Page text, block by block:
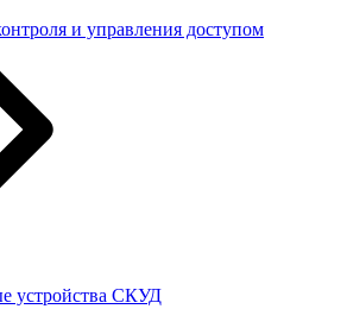
и управления доступом
устройства СКУД